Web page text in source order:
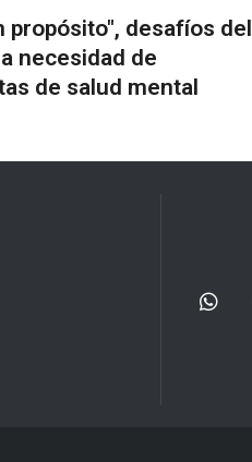
propósito", desafíos del
necesidad de
de salud mental